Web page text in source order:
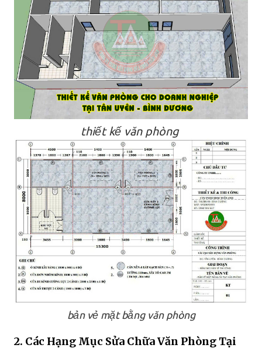
thiết kế văn phòng
bản vẻ mặt bằng văn phòng
2. Các Hạng Mục Sửa Chữa Văn Phòng Tại